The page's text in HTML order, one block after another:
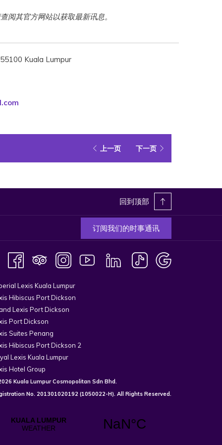
阅其官方网站以获取最新讯息。
Kuala Lumpur
页
上一页 下一页
回到顶部
订阅我们的时事通讯
Lexis Kuala Lumpur
Hibiscus Port Dickson
Lexis Port Dickson
Port Dickson
Suites Penang
Hibiscus Port Dickson 2
Lexis Kuala Lumpur
Hotel Group
Kuala Lumpur Cosmopolitan Sdn Bhd.
No. 201301020192 (1050022-H). All Rights Reserved.